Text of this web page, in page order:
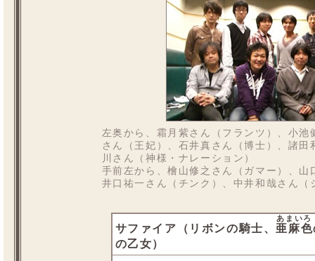
左奥から、霜月紫さん（フランツ）、小
さん（王妃）、石井真さん（博士）、諸
川さん（神様・ナレーション）
手前左から、檜山修之さん（ガマー）、
井口祐一さん（チンク）、中井和哉さん（
サファイア（リボンの騎士、 亜麻色
あまいろ
の乙女）